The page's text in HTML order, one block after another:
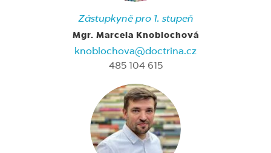
Zástupkyně pro 1. stupeň
Mgr. Marcela Knoblochová
knoblochova@doctrina.cz
485 104 615